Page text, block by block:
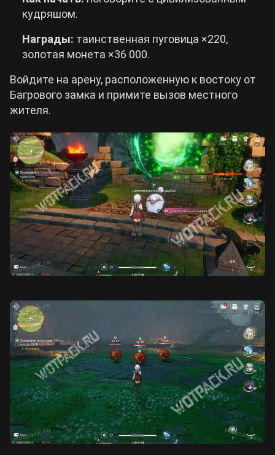
кудряшом.
Награды: таинственная пуговица ×220,
золотая монета ×36 000.
Войдите на арену, расположенную к востоку от
Багрового замка и примите вызов местного
жителя.